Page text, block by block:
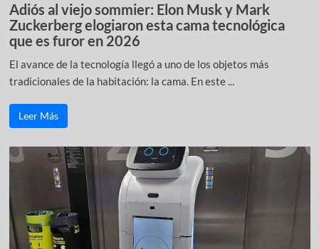
Adiós al viejo sommier: Elon Musk y Mark
Zuckerberg elogiaron esta cama tecnológica
que es furor en 2026
El avance de la tecnología llegó a uno de los objetos más
tradicionales de la habitación: la cama. En este ...
Leer Más